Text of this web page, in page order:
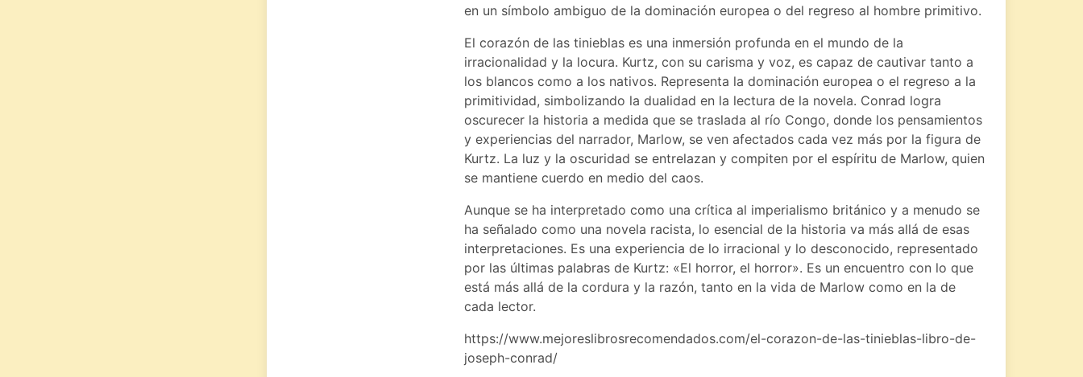
en un símbolo ambiguo de la dominación europea o del regreso al hombre primitivo.
El corazón de las tinieblas es una inmersión profunda en el mundo de la
irracionalidad y la locura. Kurtz, con su carisma y voz, es capaz de cautivar tanto a
los blancos como a los nativos. Representa la dominación europea o el regreso a la
primitividad, simbolizando la dualidad en la lectura de la novela. Conrad logra
oscurecer la historia a medida que se traslada al río Congo, donde los pensamientos
y experiencias del narrador, Marlow, se ven afectados cada vez más por la figura de
Kurtz. La luz y la oscuridad se entrelazan y compiten por el espíritu de Marlow, quien
se mantiene cuerdo en medio del caos.
Aunque se ha interpretado como una crítica al imperialismo británico y a menudo se
ha señalado como una novela racista, lo esencial de la historia va más allá de esas
interpretaciones. Es una experiencia de lo irracional y lo desconocido, representado
por las últimas palabras de Kurtz: «El horror, el horror». Es un encuentro con lo que
está más allá de la cordura y la razón, tanto en la vida de Marlow como en la de
cada lector.
https://www.mejoreslibrosrecomendados.com/el-corazon-de-las-tinieblas-libro-de-
joseph-conrad/